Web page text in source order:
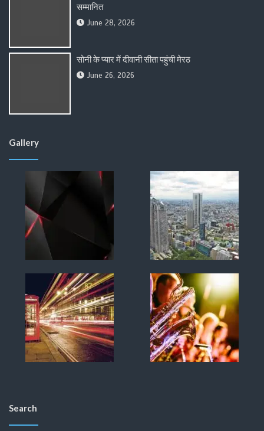
सम्मानित
June 28, 2026
सोनी के प्यार में दीवानी सीता पहुंची मेरठ
June 26, 2026
Gallery
Search